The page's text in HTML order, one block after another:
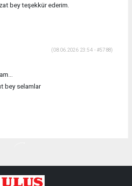
bey teşekkür ederim.
(08.06.2026 23:54 - #5788)
bey selamlar